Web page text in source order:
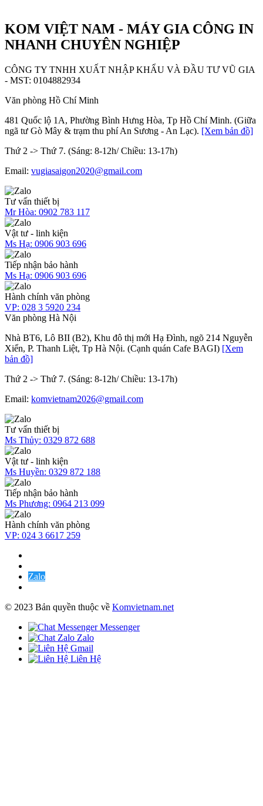
KOM VIỆT NAM - MÁY GIA CÔNG IN
NHANH CHUYÊN NGHIỆP
CÔNG TY TNHH XUẤT NHẬP KHẨU VÀ ĐẦU TƯ VŨ GIA
- MST: 0104882934
Văn phòng Hồ Chí Minh
481 Quốc lộ 1A, Phường Bình Hưng Hòa, Tp Hồ Chí Minh. (Giữa
ngã tư Gò Mây & trạm thu phí An Sương - An Lạc). [Xem bản đồ]
Thứ 2 -> Thứ 7. (Sáng: 8-12h/ Chiều: 13-17h)
Email: vugiasaigon2020@gmail.com
Tư vấn thiết bị
Mr Hòa: 0902 783 117
Vật tư - linh kiện
Ms Hạ: 0906 903 696
Tiếp nhận bảo hành
Ms Hạ: 0906 903 696
Hành chính văn phòng
VP: 028 3 5920 234
Văn phòng Hà Nội
Nhà BT6, Lô BII (B2), Khu đô thị mới Hạ Đình, ngõ 214 Nguyễn
Xiển, P. Thanh Liệt, Tp Hà Nội. (Cạnh quán Cafe BAGI) [Xem
bản đồ]
Thứ 2 -> Thứ 7. (Sáng: 8-12h/ Chiều: 13-17h)
Email: komvietnam2026@gmail.com
Tư vấn thiết bị
Ms Thủy: 0329 872 688
Vật tư - linh kiện
Ms Huyền: 0329 872 188
Tiếp nhận bảo hành
Ms Phương: 0964 213 099
Hành chính văn phòng
VP: 024 3 6617 259
Zalo
© 2023 Bản quyền thuộc về Komvietnam.net
Messenger
Zalo
Gmail
Liên Hệ